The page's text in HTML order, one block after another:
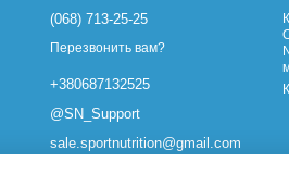
(068) 713-25-25
Перезвонить вам?
+380687132525
@SN_Support
sale.sportnutrition@gmail.com